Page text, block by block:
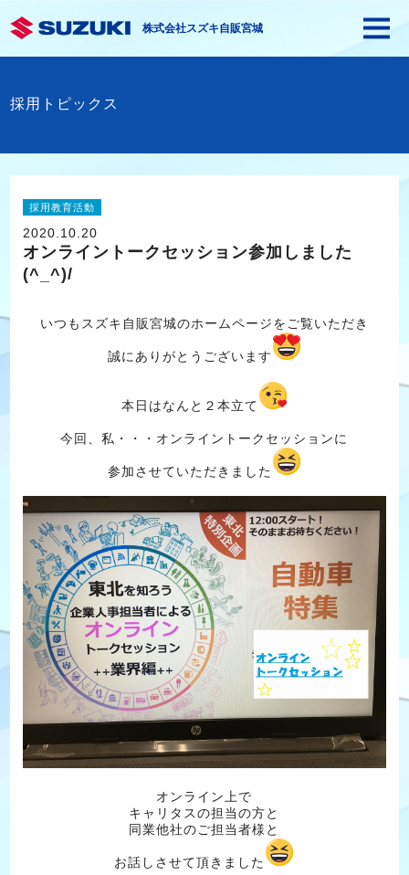
株式会社スズキ自販宮城
採用トピックス
採用教育活動
2020.10.20
オンライントークセッション参加しました
(^_^)/
いつもスズキ自販宮城のホームページをご覧いただき
誠にありがとうございます
本日はなんと２本立て
今回、私・・・オンライントークセッションに
参加させていただきました
オンライン上で
キャリタスの担当の方と
同業他社のご担当者様と
お話しさせて頂きました